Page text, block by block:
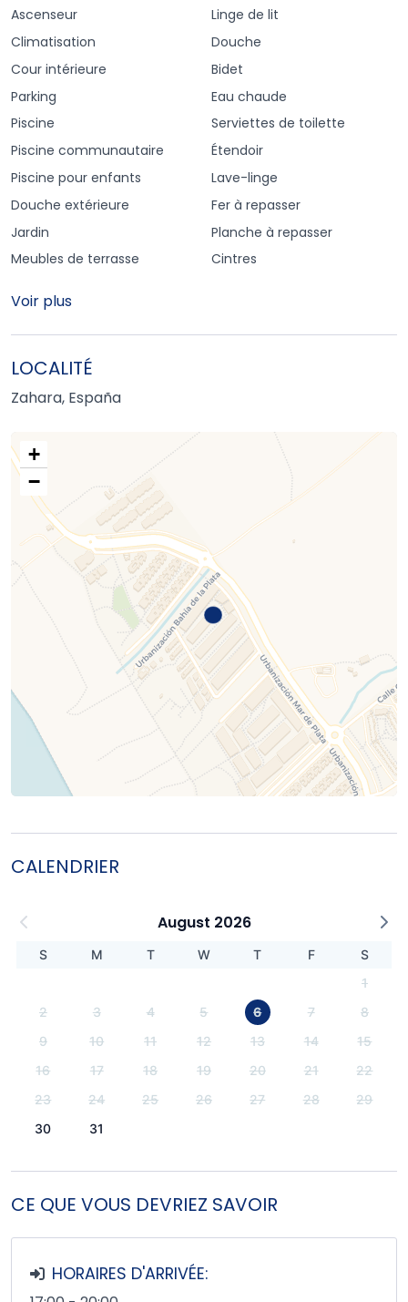
Ascenseur
Climatisation
Cour intérieure
Parking
Piscine
Piscine communautaire
Piscine pour enfants
Douche extérieure
Jardin
Meubles de terrasse
Linge de lit
Douche
Bidet
Eau chaude
Serviettes de toilette
Étendoir
Lave-linge
Fer à repasser
Planche à repasser
Cintres
Voir plus
LOCALITÉ
Zahara, España
+
−
CALENDRIER
August 2026
S M T W T F
S
1
2
3 4 5 6 7
8
9
10 11 12 13 14
15
16
17 18 19 20 21
22
23
24 25 26 27 28
29
30
31
CE QUE VOUS DEVRIEZ SAVOIR
HORAIRES D'ARRIVÉE: